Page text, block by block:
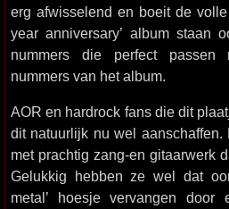
erg afwisselend en boeit de
year anniversary’ album staan
nummers die perfect passen
nummers van het album.
AOR en hardrock fans die dit
dit natuurlijk nu wel aanschaffen.
met prachtig zang-en gitaarwerk
Gelukkig hebben ze wel dat
metal’ hoesje vervangen door